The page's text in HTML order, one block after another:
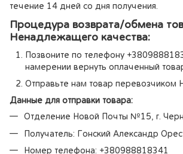
течение 14 дней со дня получения.
Процедура возврата/обмена
Ненадлежащего качества:
Позвоните по телефону
намерении вернуть оплаченный
Отправьте нам товар перевозчиком
Данные для отправки товара:
Отделение Новой Почты №15, г.
Получатель: Гонский Александр
Номер телефона: +380988818341